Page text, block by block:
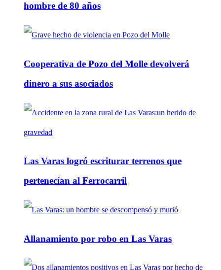
hombre de 80 años
Cooperativa de Pozo del Molle devolverá
dinero a sus asociados
Las Varas logró escriturar terrenos que
pertenecían al Ferrocarril
Allanamiento por robo en Las Varas